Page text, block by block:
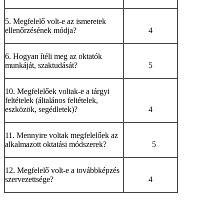
5. Megfelelő volt-e az ismeretek
ellenőrzésének módja?
4
6. Hogyan ítéli meg az oktatók
munkáját, szaktudását?
5
10. Megfelelőek voltak-e a tárgyi
feltételek (általános feltételek,
eszközök, segédletek)?
4
11. Mennyire voltak megfelelőek az
alkalmazott oktatási módszerek?
5
12. Megfelelő volt-e a továbbképzés
szervezettsége?
4